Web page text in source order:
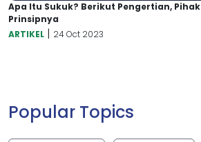
Apa Itu Sukuk? Berikut Pengertian,
Prinsipnya
ARTIKEL | 24 Oct 2023
Popular Topics